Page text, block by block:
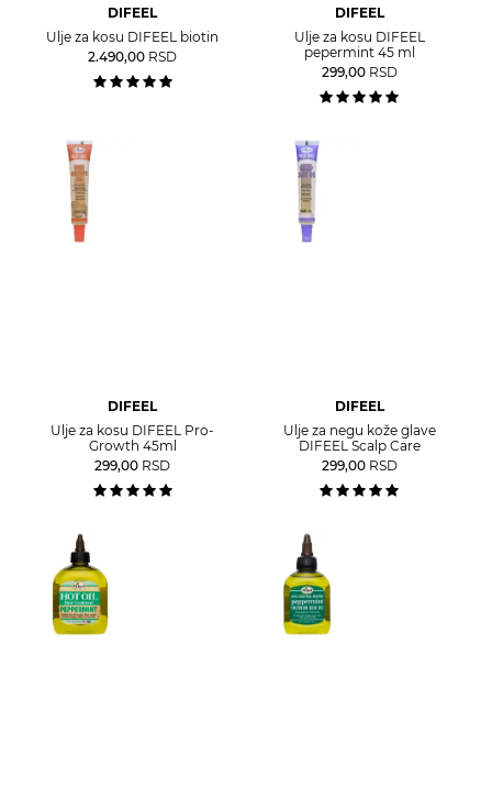
DIFEEL
Ulje za kosu DIFEEL biotin
2.490,00 RSD
DIFEEL
Ulje za kosu DIFEEL
pepermint 45 ml
299,00 RSD
DIFEEL
Ulje za kosu DIFEEL Pro-
Growth 45ml
299,00 RSD
DIFEEL
Ulje za negu kože glave
DIFEEL Scalp Care
299,00 RSD